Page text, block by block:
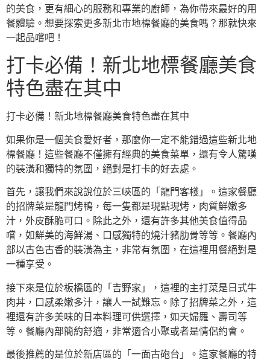
的美食，更有細心的服務和專業的廚師，為你帶來最好的用
餐體驗。想要探索更多新北市地標餐廳的美食嗎？那就快來
一起品嚐吧！
打卡必備！新北地標餐廳美食
特色盡在其中
打卡必備！新北地標餐廳美食特色盡在其中
如果你是一個美食愛好者，那麼你一定不能錯過這些新北地
標餐廳！這些餐廳不僅擁有經典的美食菜單，還有令人驚嘆
的裝潢和獨特的氛圍，絕對是打卡的好去處。
首先，讓我們來說說位於三峽區的「龍門客棧」。這家餐廳
的招牌菜是龍門烤鴨，每一隻都是現點現烤，肉質鮮嫩多
汁，外皮酥脆可口。除此之外，還有許多其他美食值得品
嚐，如鮮美的海鮮湯、口感獨特的燒汁豬肋骨等等。餐廳內
部以古色古香的裝潢為主，非常有氛圍，在這裡用餐絕對是
一種享受。
接下來是位於板橋區的「吉野家」，這裡的主打菜是日式牛
肉丼，口感柔嫩多汁，讓人一試難忘。除了招牌菜之外，這
裡還有許多美味的日本料理可供選擇，如天婦羅、壽司等
等。餐廳內部簡約舒適，非常適合小聚或者是情侶約會。
最後推薦的是位於新店區的「一面古砲台」。這家餐廳的特